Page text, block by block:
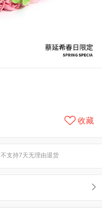
收藏
不支持7天无理由退货